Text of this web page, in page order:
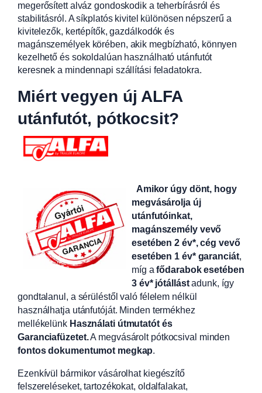
megerősített alváz gondoskodik a teherbírásról és
stabilitásról. A síkplatós kivitel különösen népszerű a
kivitelezők, kertépítők, gazdálkodók és
magánszemélyek körében, akik megbízható, könnyen
kezelhető és sokoldalúan használható utánfutót
keresnek a mindennapi szállítási feladatokra.
Miért vegyen új ALFA
utánfutót, pótkocsit?
Amikor úgy dönt, hogy
megvásárolja új
utánfutóinkat,
magánszemély vevő
esetében 2 év*, cég vevő
esetében 1 év* garanciát,
míg afődarabok esetében
3 év* jótállástadunk, így
gondtalanul, a sérüléstől való félelem nélkül
használhatja utánfutóját. Minden termékhez
mellékelünk Használati útmutatót és
Garanciafüzetet.A megvásárolt pótkocsival minden
fontos dokumentumot megkap.
Ezenkívül bármikor vásárolhat kiegészítő
felszereléseket, tartozékokat, oldalfalakat,